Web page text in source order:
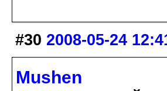
#30 2008-05-24
Mushen